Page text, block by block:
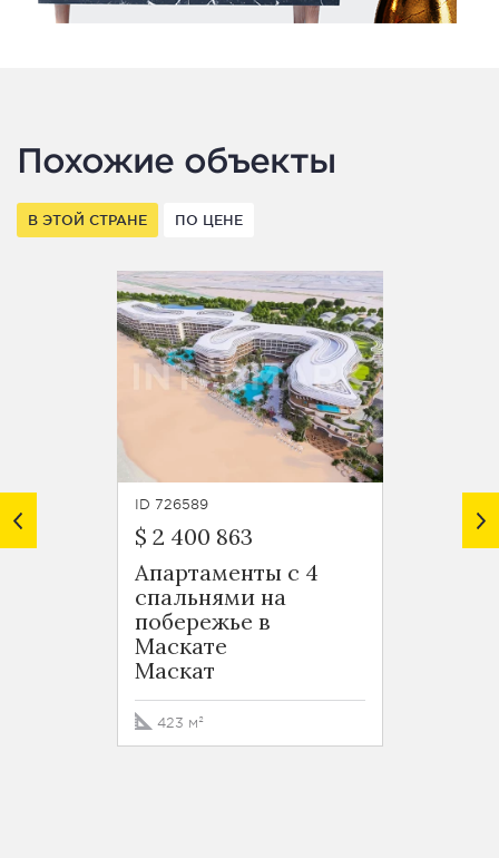
Похожие объекты
В ЭТОЙ СТРАНЕ ПО ЦЕНЕ
ID 726589
$ 2 400 863
Апартаменты с 4
спальнями на
побережье в
Маскате
Маскат
423 м²
$ 1